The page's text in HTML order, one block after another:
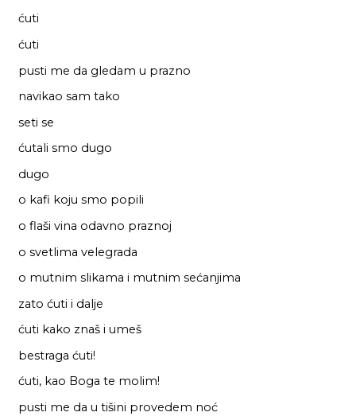
ćuti
ćuti
pusti me da gledam u prazno
navikao sam tako
seti se
ćutali smo dugo
dugo
o kafi koju smo popili
o flaši vina odavno praznoj
o svetlima velegrada
o mutnim slikama i mutnim sećanjima
zato ćuti i dalje
ćuti kako znaš i umeš
bestraga ćuti!
ćuti, kao Boga te molim!
pusti me da u tišini provedem noć